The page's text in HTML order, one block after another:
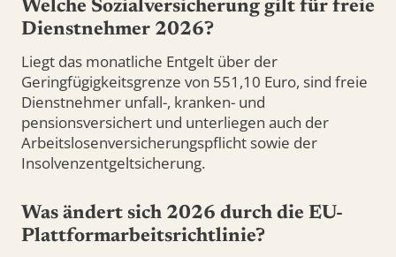
Welche Sozialversicherung gilt für freie
Dienstnehmer 2026?
Liegt das monatliche Entgelt über der
Geringfügigkeitsgrenze von 551,10 Euro, sind freie
Dienstnehmer unfall-, kranken- und
pensionsversichert und unterliegen auch der
Arbeitslosenversicherungspflicht sowie der
Insolvenzentgeltsicherung.
Was ändert sich 2026 durch die EU-
Plattformarbeitsrichtlinie?